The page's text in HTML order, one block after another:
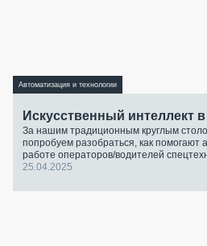
Автоматизация и технологии
Искусственный интеллект в
За нашим традиционным круглым
попробуем разобраться, как помогают
работе операторов/водителей
25.04.2025